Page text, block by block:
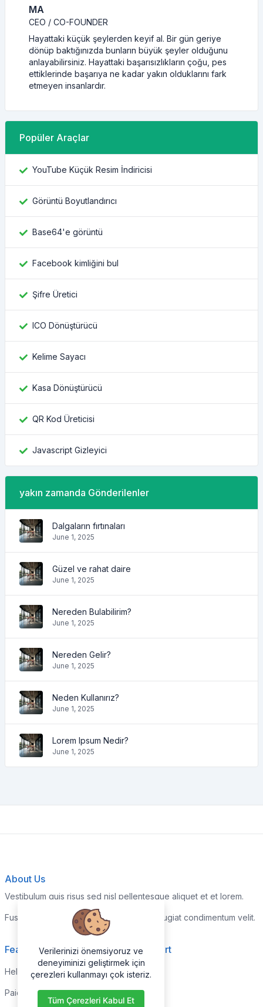
MA
CEO / CO-FOUNDER
Hayattaki küçük şeylerden keyif al. Bir gün geriye
dönüp baktığınızda bunların büyük şeyler olduğunu
anlayabilirsiniz. Hayattaki başarısızlıkların çoğu, pes
ettiklerinde başarıya ne kadar yakın olduklarını fark
etmeyen insanlardır.
Popüler Araçlar
YouTube Küçük Resim İndiricisi
Görüntü Boyutlandırıcı
Base64'e görüntü
Facebook kimliğini bul
Şifre Üretici
ICO Dönüştürücü
Kelime Sayacı
Kasa Dönüştürücü
QR Kod Üreticisi
Javascript Gizleyici
yakın zamanda Gönderilenler
Dalgaların fırtınaları
June 1, 2025
Güzel ve rahat daire
June 1, 2025
Nereden Bulabilirim?
June 1, 2025
Nereden Gelir?
June 1, 2025
Neden Kullanırız?
June 1, 2025
Lorem Ipsum Nedir?
June 1, 2025
About Us
Vestibulum quis risus sed nisl pellentesque aliquet et et lorem.
Fusce nibh nisl, gravida nec ipsum eu, feugiat condimentum velit.
Features
Help Center
Paid with Mobile
Support
Home
About
Verilerinizi önemsiyoruz ve
deneyiminizi geliştirmek için
çerezleri kullanmayı çok isteriz.
Tüm Çerezleri Kabul Et